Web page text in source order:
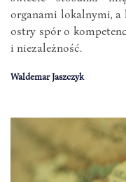
organami lokalnymi, a
ostry spór o
i niezależność.
Waldemar Jaszczyk